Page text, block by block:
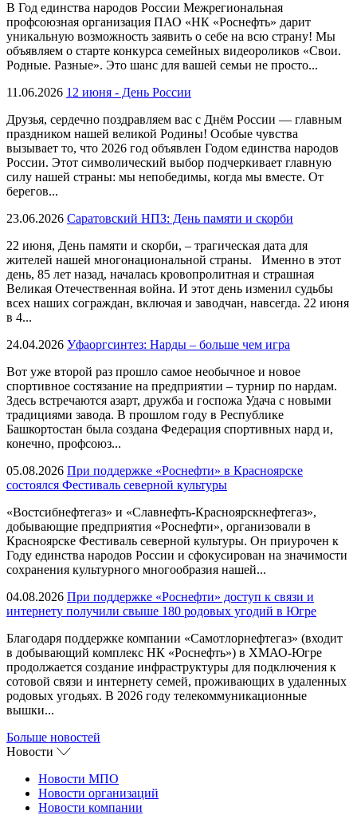
В Год единства народов России Межрегиональная
профсоюзная организация ПАО «НК «Роснефть» дарит
уникальную возможность заявить о себе на всю страну! Мы
объявляем о старте конкурса семейных видеороликов «Свои.
Родные. Разные». Это шанс для вашей семьи не просто...
11.06.2026 12 июня - День России
Друзья, сердечно поздравляем вас с Днём России — главным
праздником нашей великой Родины! Особые чувства
вызывает то, что 2026 год объявлен Годом единства народов
России. Этот символический выбор подчеркивает главную
силу нашей страны: мы непобедимы, когда мы вместе. От
берегов...
23.06.2026 Саратовский НПЗ: День памяти и скорби
22 июня, День памяти и скорби, – трагическая дата для
жителей нашей многонациональной страны. Именно в этот
день, 85 лет назад, началась кровопролитная и страшная
Великая Отечественная война. И этот день изменил судьбы
всех наших сограждан, включая и заводчан, навсегда. 22 июня
в 4...
24.04.2026 Уфаоргсинтез: Нарды – больше чем игра
Вот уже второй раз прошло самое необычное и новое
спортивное состязание на предприятии – турнир по нардам.
Здесь встречаются азарт, дружба и госпожа Удача с новыми
традициями завода. В прошлом году в Республике
Башкортостан была создана Федерация спортивных нард и,
конечно, профсоюз...
05.08.2026 При поддержке «Роснефти» в Красноярске
состоялся Фестиваль северной культуры
«Востсибнефтегаз» и «Славнефть-Красноярскнефтегаз»,
добывающие предприятия «Роснефти», организовали в
Красноярске Фестиваль северной культуры. Он приурочен к
Году единства народов России и сфокусирован на значимости
сохранения культурного многообразия нашей...
04.08.2026 При поддержке «Роснефти» доступ к связи и
интернету получили свыше 180 родовых угодий в Югре
Благодаря поддержке компании «Самотлорнефтегаз» (входит
в добывающий комплекс НК «Роснефть») в ХМАО-Югре
продолжается создание инфраструктуры для подключения к
сотовой связи и интернету семей, проживающих в удаленных
родовых угодьях. В 2026 году телекоммуникационные
вышки...
Больше новостей
Новости
Новости МПО
Новости организаций
Новости компании